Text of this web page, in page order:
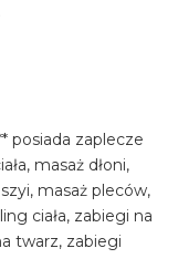
posiada zaplecze
masaż dłoni,
masaż pleców,
ciała, zabiegi na
twarz, zabiegi